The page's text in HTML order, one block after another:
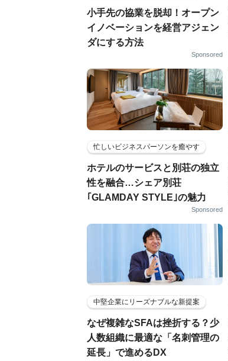
小手先の協業を脱却！オープン
イノベーションを経営アジェン
ダにする方法
Sponsored
忙しいビジネスパーソンを癒やす
ホテルのサービスと別荘の独立
性を融合…シェア別荘
｢GLAMDAY STYLE｣の魅力
Sponsored
中堅企業にリーズナブルな新提案
なぜ複雑なSFAは挫折する？少
人数組織に最適な「名刺管理の
延長」で進めるDX